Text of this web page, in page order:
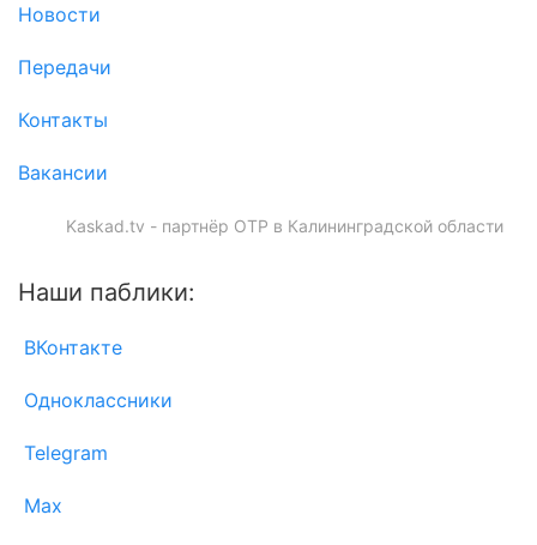
Новости
Передачи
Контакты
Вакансии
Kaskad.tv - партнёр ОТР в Калининградской области
Наши паблики:
ВКонтакте
Одноклассники
Telegram
Max